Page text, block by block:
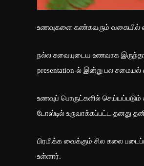
உணவுகளை கண்கவரும் வகையில்
நல்ல சுவையுடைய உணவாக
presentation-ல் இன்று பல சமையல்
உணவுப் பொருட்களில் செய்யப்படும்
டோஸ்டில் உருவாக்கப்பட்ட தனது
பிரமிக்க வைக்கும் சில கலை
உள்ளார்.